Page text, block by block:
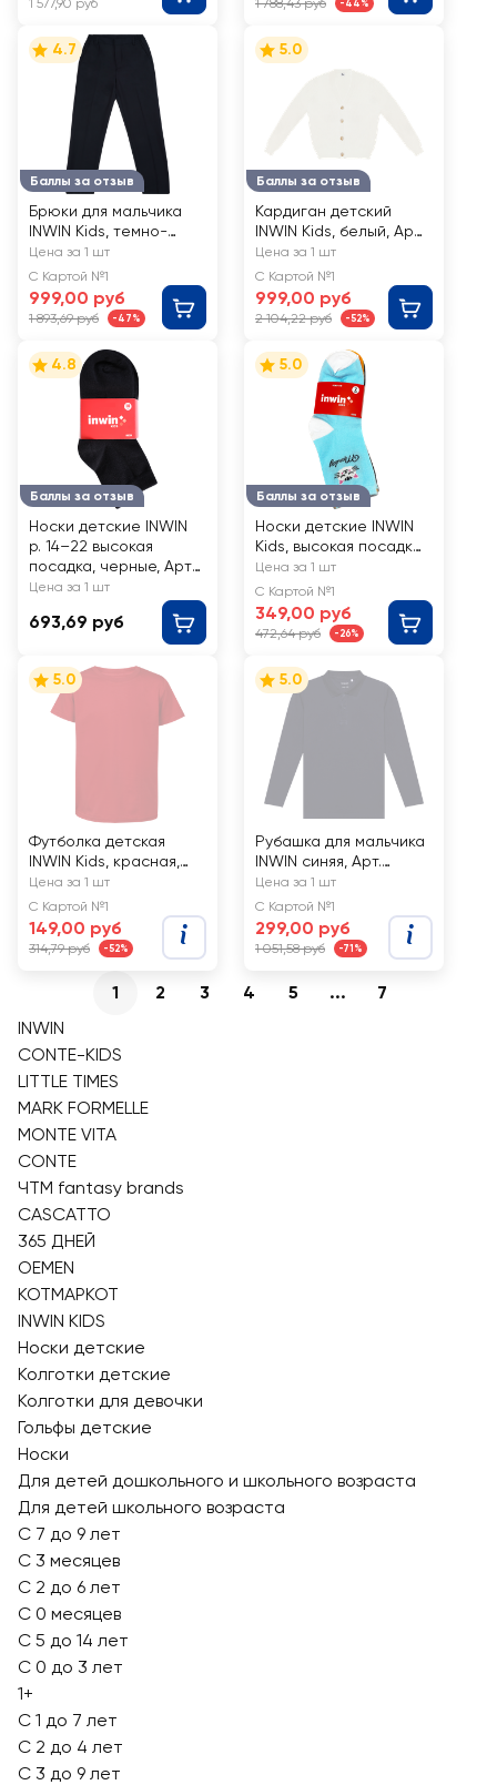
1 577,90 руб 1 788,43 руб -44%
Баллы за отзыв
4.7
Брюки для мальчика
INWIN Kids, темно-
синие, Арт. BNRB-8
Цена за 1 шт
С Картой №1
999,00 руб
1 893,69 руб -47%
Баллы за отзыв
5.0
Кардиган детский
INWIN Kids, белый, Арт.
J6
Цена за 1 шт
С Картой №1
999,00 руб
2 104,22 руб -52%
Баллы за отзыв
4.8
Носки детские INWIN
р. 14–22 высокая
посадка, черные, Арт.
BKSU-10-B, 10пар
Цена за 1 шт
693,69 руб
Баллы за отзыв
5.0
Носки детские INWIN
Kids, высокая посадка,
в ассортименте, Арт.
FKSG-07- WE, 7пар
Цена за 1 шт
С Картой №1
349,00 руб
472,64 руб -26%
5.0
Футболка детская
INWIN Kids, красная,
Арт. ob_111/KDT-1
Цена за 1 шт
С Картой №1
149,00 руб
314,79 руб -52%
5.0
Рубашка для мальчика
INWIN синяя, Арт.
BFTP-6
Цена за 1 шт
С Картой №1
299,00 руб
1 051,58 руб -71%
1 2 3 4 5 ...
7
INWIN
CONTE-KIDS
LITTLE TIMES
MARK FORMELLE
MONTE VITA
CONTE
ЧТМ fantasy brands
CASCATTO
365 ДНЕЙ
OEMEN
КОТМАРКОТ
INWIN KIDS
Носки детские
Колготки детские
Колготки для девочки
Гольфы детские
Носки
Для детей дошкольного и школьного возраста
Для детей школьного возраста
С 7 до 9 лет
С 3 месяцев
С 2 до 6 лет
С 0 месяцев
С 5 до 14 лет
С 0 до 3 лет
1+
С 1 до 7 лет
С 2 до 4 лет
С 3 до 9 лет